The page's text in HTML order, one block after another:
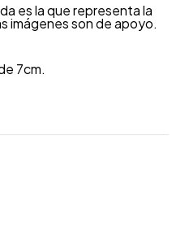
es la que representa la
imágenes son de apoyo.
7cm.